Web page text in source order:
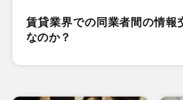
賃貸業界での同業者間の情報
なのか？